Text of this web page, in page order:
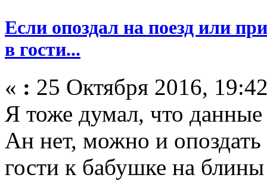
Если опоздал на поезд или
в гости...
« : 25 Октября 2016,
Я тоже думал, что
Ан нет, можно и опоздать
гости к бабушке на